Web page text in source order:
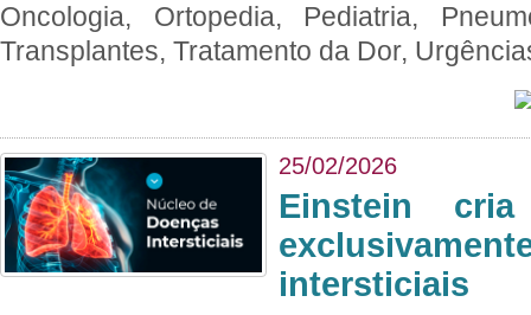
Oncologia, Ortopedia, Pediatria,
Transplantes, Tratamento da Dor,
25/02/2026
Einstein
intersticiais